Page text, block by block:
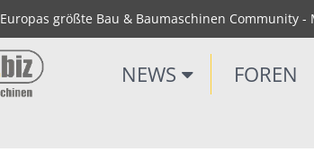
Europas größte Bau & Baumaschinen Community -
NEWS FOREN